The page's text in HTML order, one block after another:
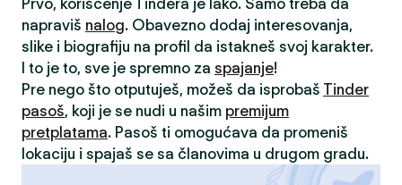
Prvo, korišćenje Tindera je lako. Samo treba da
napraviš nalog. Obavezno dodaj interesovanja,
slike i biografiju na profil da istakneš svoj karakter.
I to je to, sve je spremno za spajanje!
Pre nego što otputuješ, možeš da isprobaš Tinder
pasoš, koji je se nudi u našim premijum
pretplatama. Pasoš ti omogućava da promeniš
lokaciju i spajaš se sa članovima u drugom gradu.